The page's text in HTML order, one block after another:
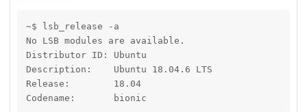
~$ lsb_release -a
No LSB modules are available.
Distributor ID:	Ubuntu
Description:	Ubuntu 18.04.6 LTS
Release:	18.04
Codename:	bionic